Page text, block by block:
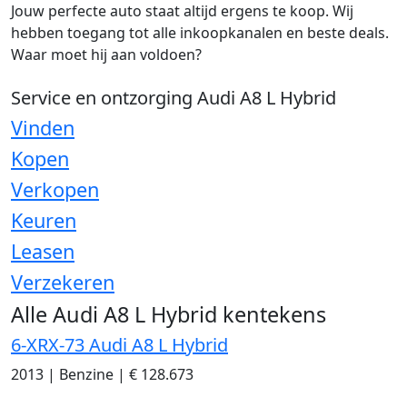
Jouw perfecte auto staat altijd ergens te koop. Wij
hebben toegang tot alle inkoopkanalen en beste deals.
Waar moet hij aan voldoen?
Service en ontzorging Audi A8 L Hybrid
Vinden
Kopen
Verkopen
Keuren
Leasen
Verzekeren
Alle Audi A8 L Hybrid kentekens
6-XRX-73 Audi A8 L Hybrid
2013 | Benzine | € 128.673